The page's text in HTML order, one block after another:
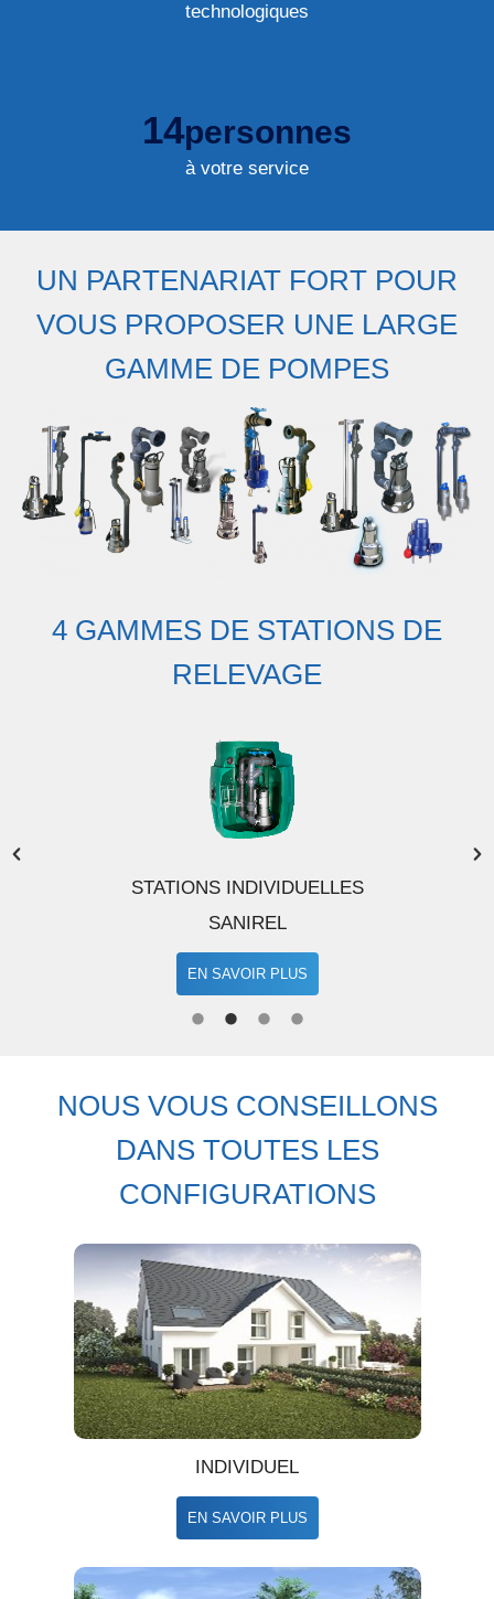
technologiques
14personnes
à votre service
UN PARTENARIAT FORT POUR
VOUS PROPOSER UNE LARGE
GAMME DE POMPES
4 GAMMES DE STATIONS DE
RELEVAGE
STATIONS INDIVIDUELLES
SANIREL
EN SAVOIR PLUS
NOUS VOUS CONSEILLONS
DANS TOUTES LES
CONFIGURATIONS
INDIVIDUEL
EN SAVOIR PLUS